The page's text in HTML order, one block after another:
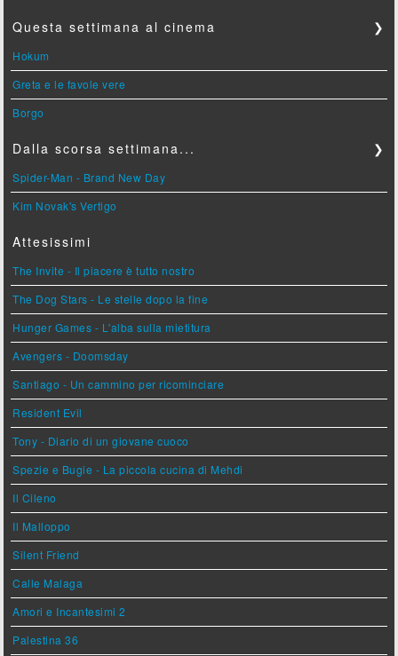
Questa settimana al cinema ❯
Hokum
Greta e le favole vere
Borgo
Dalla scorsa settimana... ❯
Spider-Man - Brand New Day
Kim Novak's Vertigo
Attesissimi
The Invite - Il piacere è tutto nostro
The Dog Stars - Le stelle dopo la fine
Hunger Games - L'alba sulla mietitura
Avengers - Doomsday
Santiago - Un cammino per ricominciare
Resident Evil
Tony - Diario di un giovane cuoco
Spezie e Bugie - La piccola cucina di Mehdi
Il Cileno
Il Malloppo
Silent Friend
Calle Malaga
Amori e Incantesimi 2
Palestina 36